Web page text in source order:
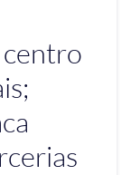
centro